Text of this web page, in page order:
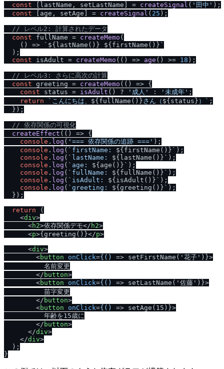
const [lastName, setLastName] = createSignal ( '田中' );
const [age, setAge] = createSignal ( 25 );
/ / レベル2: 計算されたデータ
const fullName = createMemo (
() =>
` ${lastName()} ${firstName()} `
  );
const isAdult = createMemo ( () => age () >= 18 );
/ / レベル3: さらに高次の計算
const greeting = createMemo ( () => {
const status = isAdult () ? '成人' : '未成年' ;
return
`こんにちは、 ${fullName()}さん（ ${status} ）` ;
  });
/ / 依存関係の可視化
createEffect ( () => {
console . log ( '=== 依存関係の追跡 ===' );
console . log ( `firstName: ${firstName()} ` );
console . log ( `lastName: ${lastName()} ` );
console . log ( `age: ${age()} ` );
console . log ( `fullName: ${fullName()} ` );
console . log ( `isAdult: ${isAdult()} ` );
console . log ( `greeting: ${greeting()} ` );
  });
return (
<div>
<h2>依存関係デモ</ h2>
<p>{greeting()}</p>
<div>
<button onClick={() => setFirstName('花子')}>
          名前変更
</ button>
<button onClick={() => setLastName('佐藤')}>
          苗字変更
</ button>
<button onClick={() => setAge(15)}>
          年齢を15歳に
</ button>
</div>
</div>
  );